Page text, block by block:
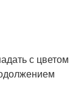
с цветом